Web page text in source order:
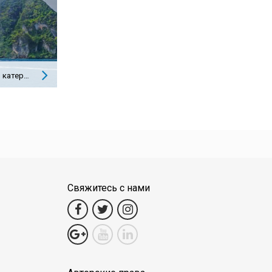
Пхукет — Пхи-Пхи: на скоростном катере или на пароме?
Свяжитесь с нами